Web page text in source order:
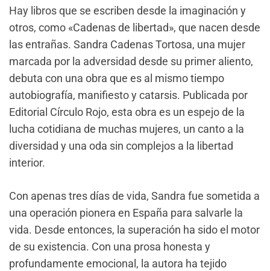
Hay libros que se escriben desde la imaginación y
otros, como «Cadenas de libertad», que nacen desde
las entrañas. Sandra Cadenas Tortosa, una mujer
marcada por la adversidad desde su primer aliento,
debuta con una obra que es al mismo tiempo
autobiografía, manifiesto y catarsis. Publicada por
Editorial Círculo Rojo, esta obra es un espejo de la
lucha cotidiana de muchas mujeres, un canto a la
diversidad y una oda sin complejos a la libertad
interior.
Con apenas tres días de vida, Sandra fue sometida a
una operación pionera en España para salvarle la
vida. Desde entonces, la superación ha sido el motor
de su existencia. Con una prosa honesta y
profundamente emocional, la autora ha tejido